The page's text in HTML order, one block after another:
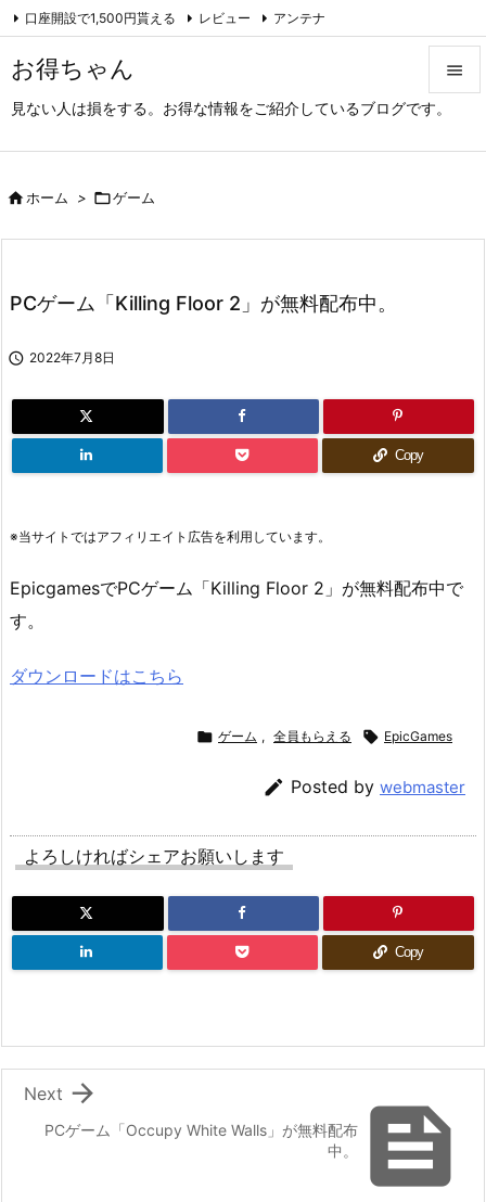
お得ちゃん
見ない人は損をする。お得な情報をご紹介しているブログです。

口座開設で1,500円貰える レビュー アンテナ
アーカイブ（旧サイト）
ホーム > ゲーム
PCゲーム「Killing Floor 2」が無料配布中。
 2022年7月8日
Copy
※当サイトではアフィリエイト広告を利用しています。
EpicgamesでPCゲーム「Killing Floor 2」が無料配布中で
す。
ダウンロードはこちら
 ゲーム , 全員もらえる  EpicGames
 Posted by webmaster
よろしければシェアお願いします
Copy

PCゲーム「Occupy White Walls」が無料配布
中。

Next